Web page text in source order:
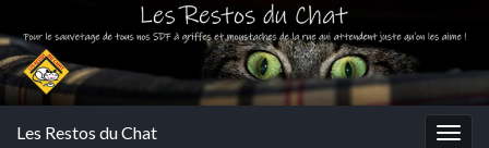
Les Restos du Chat